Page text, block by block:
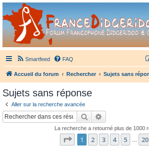
France Didgeridoo
Didgeridoo et Guimbarde sur France Didgeridoo - retrouvez
Smartfeed FAQ
Accueil du forum Rechercher Sujets sans
Sujets sans réponse
Aller sur la recherche avancée
Rechercher
La recherche a retourné plus de 1000
Page 1sur20
1 2 3 4 5 20